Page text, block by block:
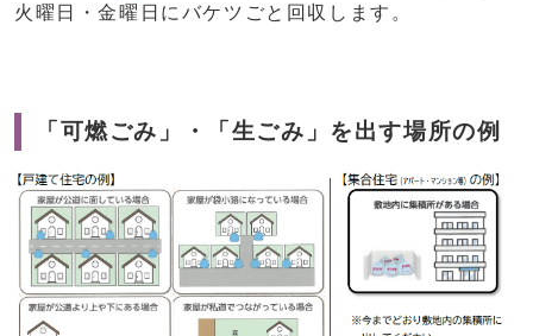
火曜日・金曜日にバケツごと回収します。
「可燃ごみ」・「生ごみ」を出す場所の例